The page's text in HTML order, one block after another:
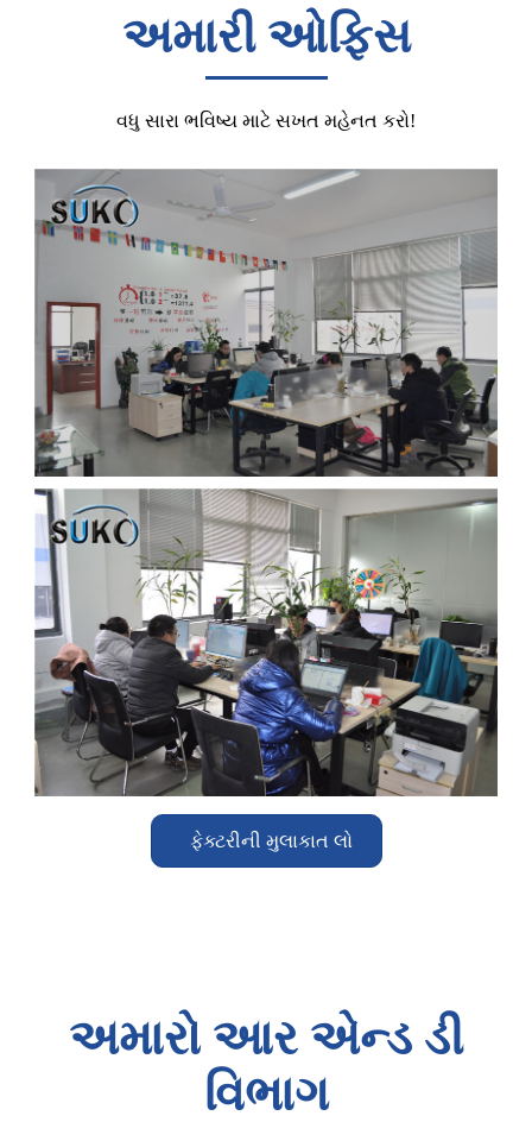
અમારી ઓફિસ
વધુ સારા ભવિષ્ય માટે સખત મહેનત કરો!
ફેક્ટરીની મુલાકાત લો
અમારો આર એન્ડ ડી
વિભાગ